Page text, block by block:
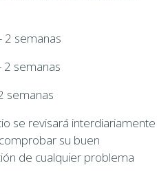
2 semanas
2 semanas
semanas
se revisará interdiariamente
su buen
de cualquier problema